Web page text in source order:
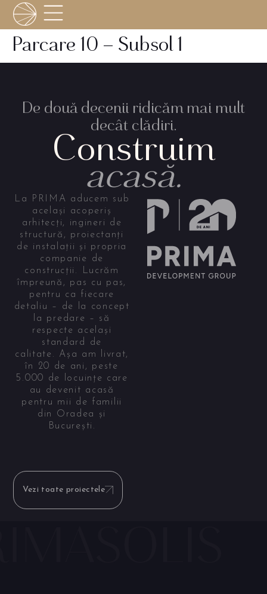
Parcare 10 – Subsol 1
De două decenii ridicăm mai mult
decât clădiri.
Construim
acasă.
La PRIMA aducem sub
același acoperiș
arhitecți, ingineri de
structură, proiectanți
de instalații și propria
companie de
construcții. Lucrăm
împreună, pas cu pas,
pentru ca fiecare
detaliu – de la concept
la predare – să
respecte același
standard de
calitate. Așa am livrat,
în 20 de ani, peste
5.000 de locuințe care
au devenit acasă
pentru mii de familii
din Oradea și
București.
Vezi toate proiectele